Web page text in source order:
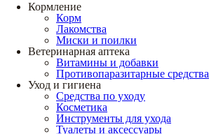
Кормление
Корм
Лакомства
Миски и поилки
Ветеринарная аптека
Витамины и добавки
Противопаразитарные средства
Уход и гигиена
Средства по уходу
Косметика
Инструменты для ухода
Туалеты и аксессуары